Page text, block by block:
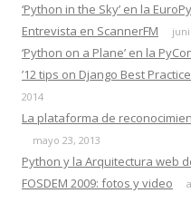
‘Python in the Sky’ en la
Entrevista en ScannerFM
‘Python on a Plane’ en la
’12 tips on Django Best
2014
La plataforma de
mayo 23, 2013
Python y la Arquitectura web
FOSDEM 2009: fotos y video